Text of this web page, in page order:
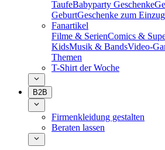
TaufeBabyparty Geschenke
GeburtGeschenke zum Einzug
Fanartikel
Filme & SerienComics &
KidsMusik & BandsVideo-
Themen
T-Shirt der Woche
B2B
Firmenkleidung gestalten
Beraten lassen